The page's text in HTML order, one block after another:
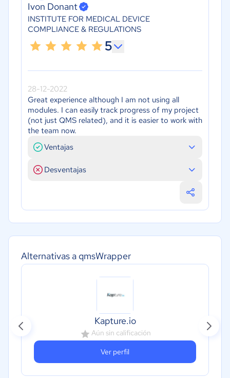
Alternativas a qmsWrapper
Kapture.io
Aún sin calificación
Ver perfil
Ivon Donant
INSTITUTE FOR MEDICAL DEVICE
COMPLIANCE & REGULATIONS
5
28-12-2022
Great experience although I am not using all
modules. I can easily track progress of my project
(not just QMS related), and it is easier to work with
the team now.
Ventajas
Desventajas